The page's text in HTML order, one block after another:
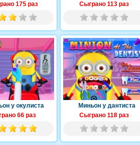
175 раз
Сыграно 113 раз
у окулиста
66 раз
Миньон у дантиста
Сыграно 118 раз